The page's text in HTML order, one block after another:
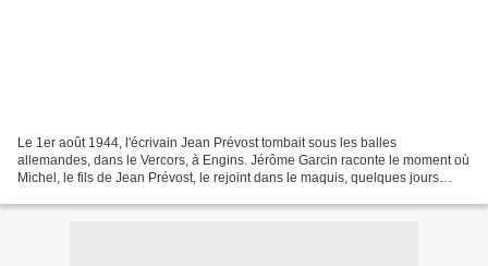
Le 1er août 1944, l'écrivain Jean Prévost tombait sous les balles
allemandes, dans le Vercors, à Engins. Jérôme Garcin raconte le moment où
Michel, le fils de Jean Prévost, le rejoint dans le maquis, quelques jours